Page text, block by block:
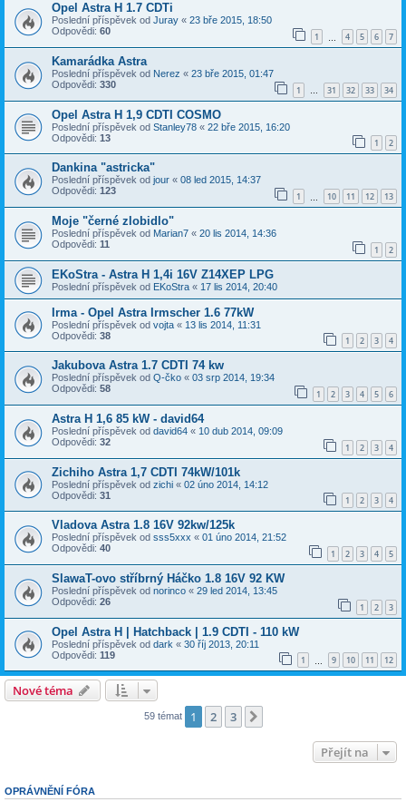
Opel Astra H 1.7 CDTi
Poslední příspěvek od Juray « 23 bře 2015, 18:50
Odpovědi: 60 1 4 5 6 7
Kamarádka Astra
Poslední příspěvek od Nerez « 23 bře 2015, 01:47
Odpovědi: 330 1 … 31 32 33 34
Opel Astra H 1,9 CDTI COSMO
Poslední příspěvek od Stanley78 « 22 bře 2015, 16:20
Odpovědi: 13 1 2
Dankina "astricka"
Poslední příspěvek od jour « 08 led 2015, 14:37
Odpovědi: 123 1 10 11 12 13
Moje "černé zlobidlo"
Poslední příspěvek od Marian7 « 20 lis 2014, 14:36
Odpovědi: 11 1 2
EKoStra - Astra H 1,4i 16V Z14XEP LPG
Poslední příspěvek od EKoStra « 17 lis 2014, 20:40
Irma - Opel Astra Irmscher 1.6 77kW
Poslední příspěvek od vojta « 13 lis 2014, 11:31
Odpovědi: 38 1 2 3 4
Jakubova Astra 1.7 CDTI 74 kw
Poslední příspěvek od Q-čko « 03 srp 2014, 19:34
Odpovědi: 58 1 2 3 4 5 6
Astra H 1,6 85 kW - david64
Poslední příspěvek od david64 « 10 dub 2014, 09:09
Odpovědi: 32 1 2 3 4
Zichiho Astra 1,7 CDTI 74kW/101k
Poslední příspěvek od zichi « 02 úno 2014, 14:12
Odpovědi: 31 1 2 3 4
Vladova Astra 1.8 16V 92kw/125k
Poslední příspěvek od sss5xxx « 01 úno 2014, 21:52
Odpovědi: 40 1 2 3 4 5
SlawaT-ovo stříbrný Háčko 1.8 16V 92 KW
Poslední příspěvek od norinco « 29 led 2014, 13:45
Odpovědi: 26 1 2 3
Opel Astra H | Hatchback | 1.9 CDTI - 110 kW
Poslední příspěvek od dark « 30 říj 2013, 20:11
Odpovědi: 119 1 9 10 11 12
Nové téma
59 témat 1 2 3
Přejít na
OPRÁVNĚNÍ FÓRA